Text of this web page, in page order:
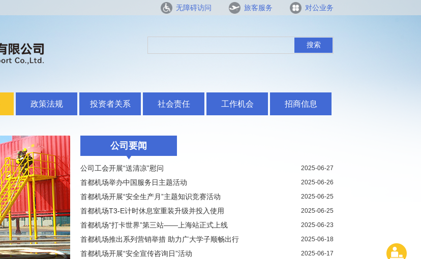
无障碍访问 旅客服务 对公业务
搜索
政策法规 投资者关系 社会责任 工作机会 招商信息
公司要闻
公司工会开展“送清凉”慰问 2025-06-27
首都机场举办中国服务日主题活动 2025-06-26
首都机场开展“安全生产月”主题知识竞赛活动 2025-06-25
首都机场T3-E计时休息室重装升级并投入使用 2025-06-25
首都机场“打卡世界”第三站——上海站正式上线 2025-06-23
首都机场推出系列营销举措 助力广大学子顺畅出行 2025-06-18
首都机场开展“安全宣传咨询日”活动 2025-06-17